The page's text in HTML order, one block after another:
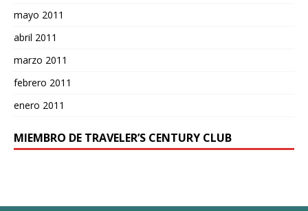
mayo 2011
abril 2011
marzo 2011
febrero 2011
enero 2011
MIEMBRO DE TRAVELER’S CENTURY CLUB